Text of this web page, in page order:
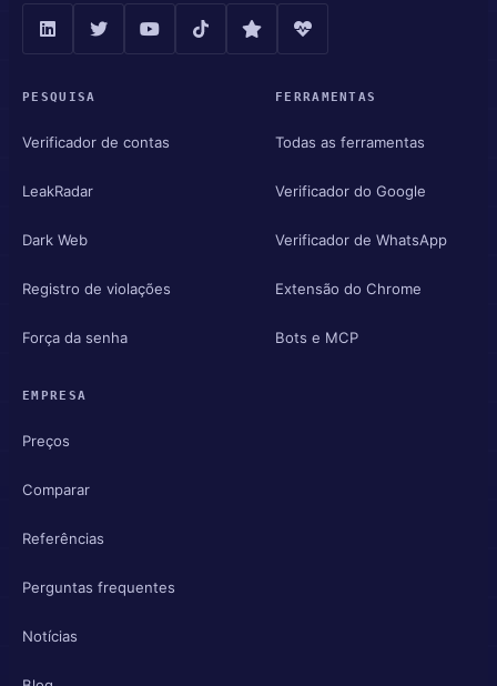
PESQUISA
Verificador de contas
LeakRadar
Dark Web
Registro de violações
Força da senha
FERRAMENTAS
Todas as ferramentas
Verificador do Google
Verificador de WhatsApp
Extensão do Chrome
Bots e MCP
EMPRESA
Preços
Comparar
Referências
Perguntas frequentes
Notícias